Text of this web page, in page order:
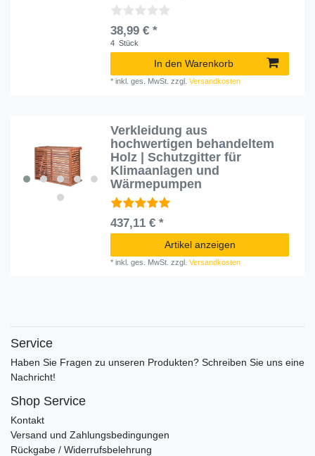
38,99 € *
4 Stück
In den Warenkorb
*inkl. ges. MwSt. zzgl.Versandkosten
Verkleidung aus
hochwertigen behandeltem
Holz | Schutzgitter für
Klimaanlagen und
Wärmepumpen
437,11 € *
Artikel anzeigen
*inkl. ges. MwSt. zzgl.Versandkosten
Service
Haben Sie Fragen zu unseren Produkten? Schreiben Sie uns eine
Nachricht!
Shop Service
Kontakt
Versand und Zahlungsbedingungen
Rückgabe / Widerrufsbelehrung